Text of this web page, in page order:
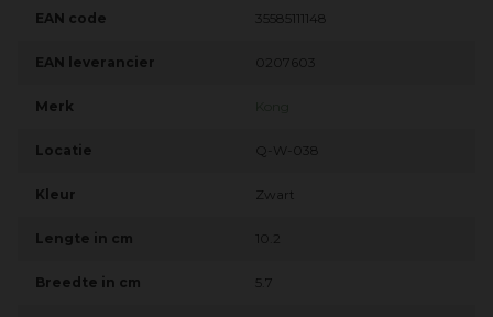
EAN code 35585111148
EAN leverancier 0207603
Merk
Locatie Q-W-038
Kleur Zwart
Lengte in cm 10.2
Breedte in cm 5.7